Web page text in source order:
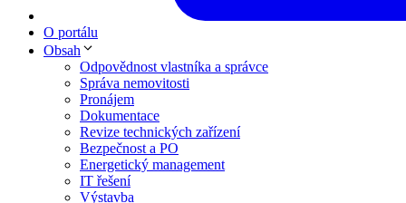
O portálu
Obsah
Odpovědnost vlastníka a správce
Správa nemovitosti
Pronájem
Dokumentace
Revize technických zařízení
Bezpečnost a PO
Energetický management
IT řešení
Výstavba